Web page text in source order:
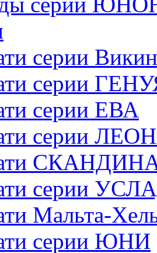
серии
серии
серии ЕВА
серии
серии
Мальта-
серии ЮНИ